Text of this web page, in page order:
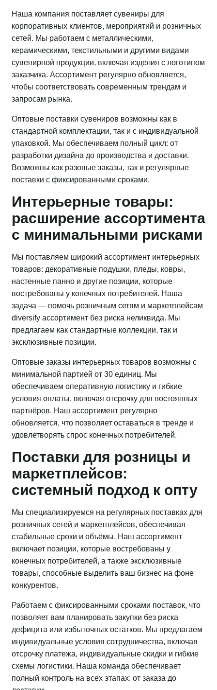
Наша компания поставляет сувениры для
корпоративных клиентов, мероприятий и розничных
сетей. Мы работаем с металлическими,
керамическими, текстильными и другими видами
сувенирной продукции, включая изделия с логотипом
заказчика. Ассортимент регулярно обновляется,
чтобы соответствовать современным трендам и
запросам рынка.
Оптовые поставки сувениров возможны как в
стандартной комплектации, так и с индивидуальной
упаковкой. Мы обеспечиваем полный цикл: от
разработки дизайна до производства и доставки.
Возможны как разовые заказы, так и регулярные
поставки с фиксированными сроками.
Интерьерные товары:
расширение ассортимента
с минимальными рисками
Мы поставляем широкий ассортимент интерьерных
товаров: декоративные подушки, пледы, ковры,
настенные панно и другие позиции, которые
востребованы у конечных потребителей. Наша
задача — помочь розничным сетям и маркетплейсам
diversify ассортимент без риска неликвида. Мы
предлагаем как стандартные коллекции, так и
эксклюзивные позиции.
Оптовые заказы интерьерных товаров возможны с
минимальной партией от 30 единиц. Мы
обеспечиваем оперативную логистику и гибкие
условия оплаты, включая отсрочку для постоянных
партнёров. Наш ассортимент регулярно
обновляется, что позволяет оставаться в тренде и
удовлетворять спрос конечных потребителей.
Поставки для розницы и
маркетплейсов:
системный подход к опту
Мы специализируемся на регулярных поставках для
розничных сетей и маркетплейсов, обеспечивая
стабильные сроки и объёмы. Наш ассортимент
включает позиции, которые востребованы у
конечных потребителей, а также эксклюзивные
товары, способные выделить ваш бизнес на фоне
конкурентов.
Работаем с фиксированными сроками поставок, что
позволяет вам планировать закупки без риска
дефицита или избыточных остатков. Мы предлагаем
индивидуальные условия сотрудничества, включая
отсрочку платежа, индивидуальные скидки и гибкие
схемы логистики. Наша команда обеспечивает
полный контроль на всех этапах: от заказа до